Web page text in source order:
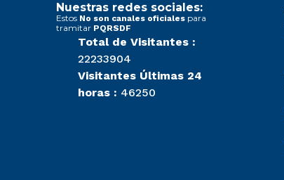
Nuestras redes sociales:
Estos No son canales oficiales para
tramitar PQRSDF
Total de Visitantes :
22233904
Visitantes Últimas 24
horas : 46250